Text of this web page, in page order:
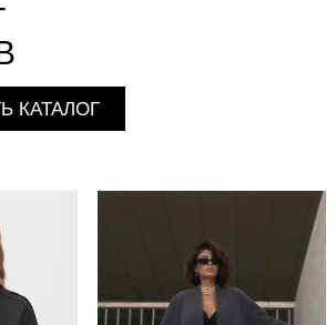
КАТАЛОГ